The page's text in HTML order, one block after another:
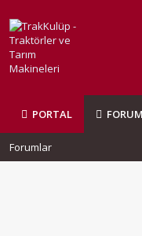
PORTAL FORUM
Forumlar